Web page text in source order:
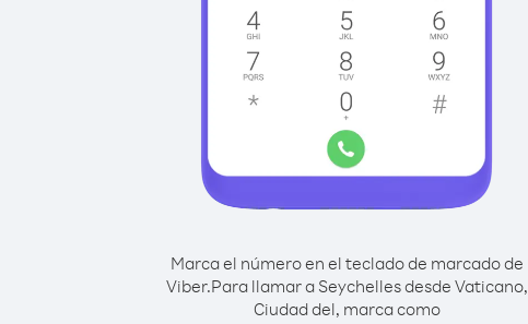
Marca el número en el teclado de marcado de
Viber.Para llamar a Seychelles desde Vaticano,
Ciudad del, marca como